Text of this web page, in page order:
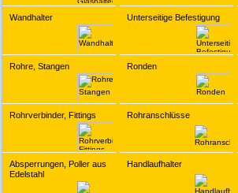
Wandhalter Unterseitige Befestigung
Rohre, Stangen Ronden
Rohrverbinder, Fittings Rohranschlüsse
Absperrungen, Poller aus
Edelstahl
Handlaufhalter